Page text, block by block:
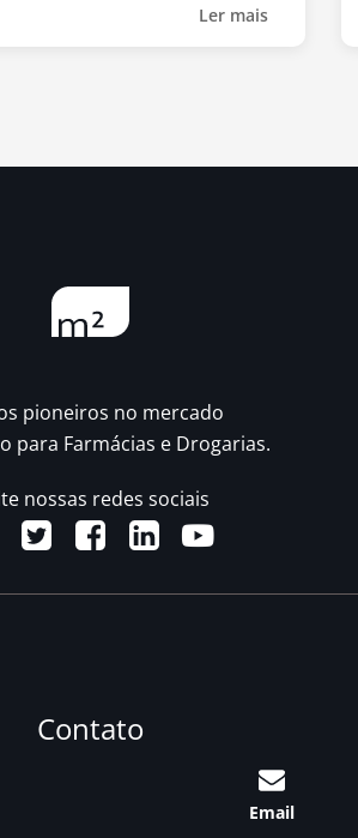
Ler mais
pioneiros no mercado
para Farmácias e Drogarias.
nossas redes sociais
Contato
Email